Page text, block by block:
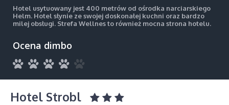
Hotel usytuowany jest 400 metrów od ośrodka narciarskiego
Helm. Hotel słynie ze swojej doskonałej kuchni oraz bardzo
milej obsługi. Strefa Wellnes to również mocna strona hotelu.
Ocena dimbo
Hotel Strobl